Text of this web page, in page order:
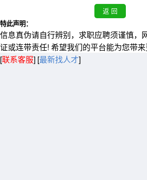
特此声明：
信息真伪请自行辨别，求职应聘须谨慎，
证或连带责任! 希望我们的平台能为您带来
[联系客服] [最新找人才]